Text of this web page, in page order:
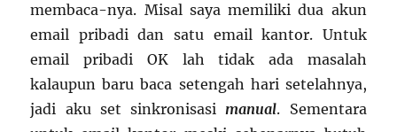
membaca-nya. Misal saya memiliki dua akun
email pribadi dan satu email kantor. Untuk
email pribadi OK lah tidak ada masalah
kalaupun baru baca setengah hari setelahnya,
jadi aku set sinkronisasimanual. Sementara